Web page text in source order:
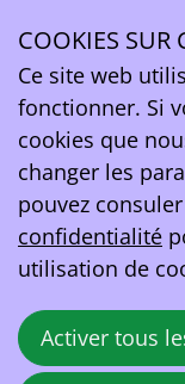
Se connecter
Adresse e-mail
Mot de passe
Montrer le mot
Mot de passe
Se connecter
COOKIES SUR
Ce site web
fonctionner. Si
cookies que
changer les
pouvez
confidentialité
utilisation de
Activer tous